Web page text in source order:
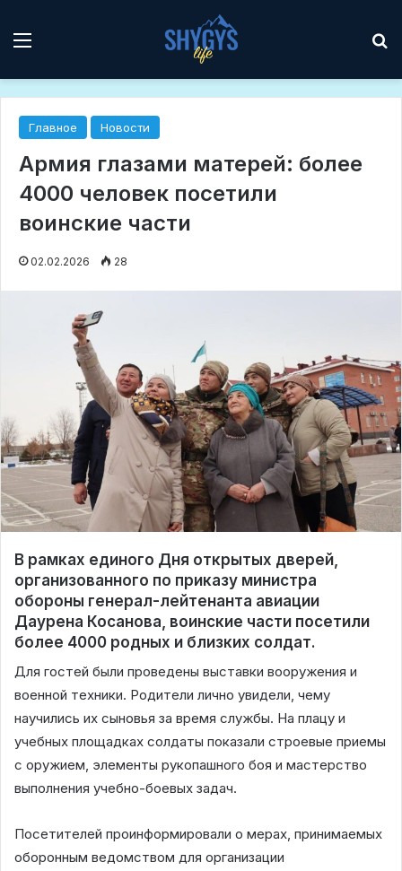
Мәзір
Главное Новости
Армия глазами матерей: более
4000 человек посетили
воинские части
02.02.2026 28
В рамках единого Дня открытых дверей,
организованного по приказу министра
обороны генерал-лейтенанта авиации
Даурена Косанова, воинские части посетили
более 4000 родных и близких солдат.
Для гостей были проведены выставки вооружения и
военной техники. Родители лично увидели, чему
научились их сыновья за время службы. На плацу и
учебных площадках солдаты показали строевые приемы
с оружием, элементы рукопашного боя и мастерство
выполнения учебно-боевых задач.
Посетителей проинформировали о мерах, принимаемых
оборонным ведомством для организации